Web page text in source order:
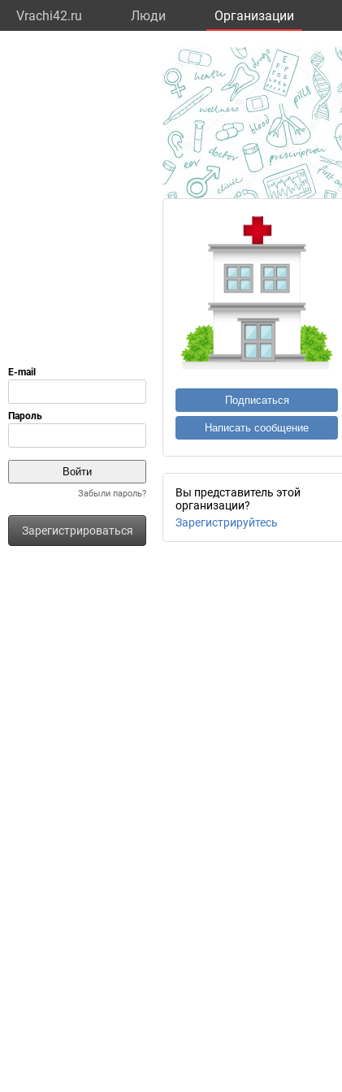
Vrachi42.ru Люди Организации
Забыли пароль?
Зарегистрироваться
Подписаться
Написать сообщение
Вы представитель этой
организации?
Зарегистрируйтесь